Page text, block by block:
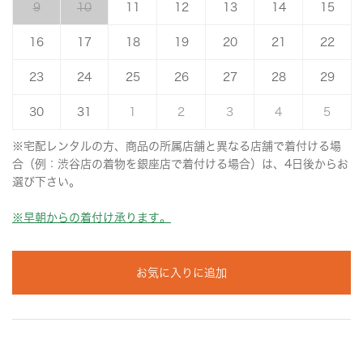
9 10 11 12 13 14 15
16 17 18 19 20 21 22
23 24 25 26 27 28 29
30 31 1 2 3 4 5
※宅配レンタルの方、商品の所属店舗と異なる店舗で着付ける場
合（例：渋谷店の着物を銀座店で着付ける場合）は、4日後からお
選び下さい。
※早朝からの着付け承ります。
お気に入りに追加